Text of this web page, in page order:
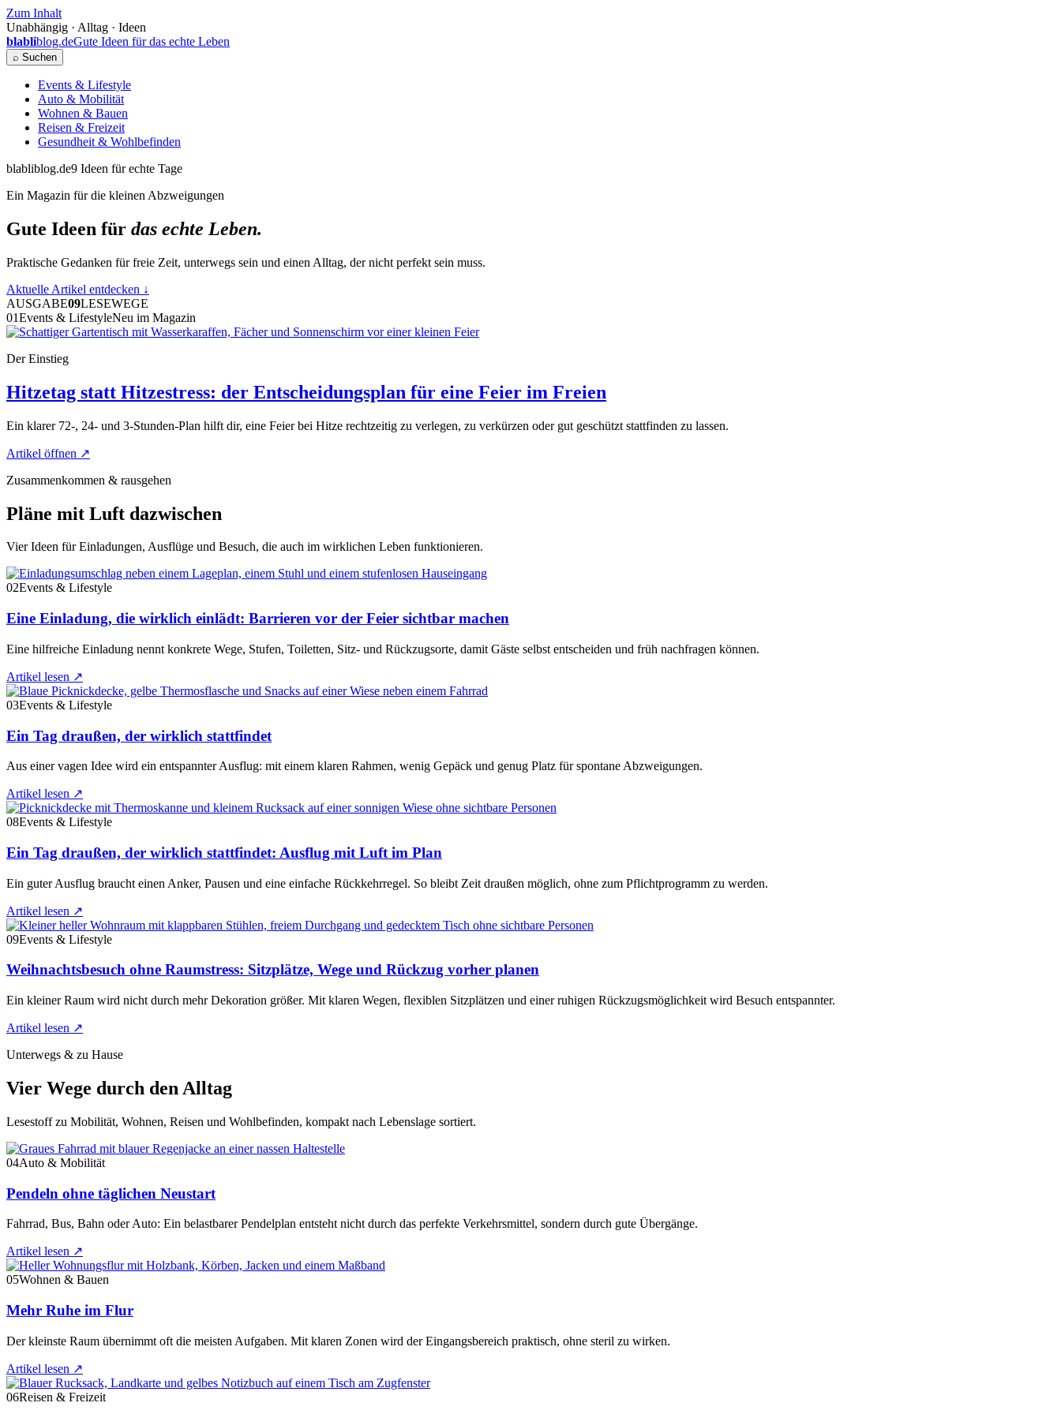
Zum Inhalt
Unabhängig · Alltag · Ideen
blabliblog.deGute Ideen für das echte Leben
⌕ Suchen
Events & Lifestyle
Auto & Mobilität
Wohnen & Bauen
Reisen & Freizeit
Gesundheit & Wohlbefinden
blabliblog.de9 Ideen für echte Tage
Ein Magazin für die kleinen Abzweigungen
Gute Ideen für das echte Leben.
Praktische Gedanken für freie Zeit, unterwegs sein und einen Alltag, der nicht perfekt sein muss.
Aktuelle Artikel entdecken ↓
AUSGABE09LESEWEGE
01Events & LifestyleNeu im Magazin
Der Einstieg
Hitzetag statt Hitzestress: der Entscheidungsplan für eine Feier im Freien
Ein klarer 72-, 24- und 3-Stunden-Plan hilft dir, eine Feier bei Hitze rechtzeitig zu verlegen, zu verkürzen oder gut geschützt stattfinden zu lassen.
Artikel öffnen ↗
Zusammenkommen & rausgehen
Pläne mit Luft dazwischen
Vier Ideen für Einladungen, Ausflüge und Besuch, die auch im wirklichen Leben funktionieren.
02Events & Lifestyle
Eine Einladung, die wirklich einlädt: Barrieren vor der Feier sichtbar machen
Eine hilfreiche Einladung nennt konkrete Wege, Stufen, Toiletten, Sitz- und Rückzugsorte, damit Gäste selbst entscheiden und früh nachfragen können.
Artikel lesen ↗
03Events & Lifestyle
Ein Tag draußen, der wirklich stattfindet
Aus einer vagen Idee wird ein entspannter Ausflug: mit einem klaren Rahmen, wenig Gepäck und genug Platz für spontane Abzweigungen.
Artikel lesen ↗
08Events & Lifestyle
Ein Tag draußen, der wirklich stattfindet: Ausflug mit Luft im Plan
Ein guter Ausflug braucht einen Anker, Pausen und eine einfache Rückkehrregel. So bleibt Zeit draußen möglich, ohne zum Pflichtprogramm zu werden.
Artikel lesen ↗
09Events & Lifestyle
Weihnachtsbesuch ohne Raumstress: Sitzplätze, Wege und Rückzug vorher planen
Ein kleiner Raum wird nicht durch mehr Dekoration größer. Mit klaren Wegen, flexiblen Sitzplätzen und einer ruhigen Rückzugsmöglichkeit wird Besuch entspannter.
Artikel lesen ↗
Unterwegs & zu Hause
Vier Wege durch den Alltag
Lesestoff zu Mobilität, Wohnen, Reisen und Wohlbefinden, kompakt nach Lebenslage sortiert.
04Auto & Mobilität
Pendeln ohne täglichen Neustart
Fahrrad, Bus, Bahn oder Auto: Ein belastbarer Pendelplan entsteht nicht durch das perfekte Verkehrsmittel, sondern durch gute Übergänge.
Artikel lesen ↗
05Wohnen & Bauen
Mehr Ruhe im Flur
Der kleinste Raum übernimmt oft die meisten Aufgaben. Mit klaren Zonen wird der Eingangsbereich praktisch, ohne steril zu wirken.
Artikel lesen ↗
06Reisen & Freizeit